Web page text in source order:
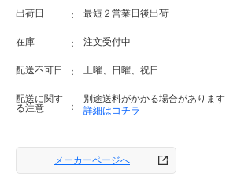
出荷日 最短２営業日後出荷
在庫 注文受付中
配送不可日 土曜、日曜、祝日
配送に関す
る注意
別途送料がかかる場合があります
詳細はコチラ
メーカーページへ